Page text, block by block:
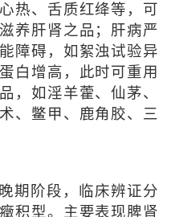
热、舌质红绛等，可
养肝肾之品；肝病严
障碍，如絮浊试验异
白增高，此时可重用
，如淫羊藿、仙茅、
、鳖甲、鹿角胶、三
期阶段，临床辨证分
积型。主要表现脾肾